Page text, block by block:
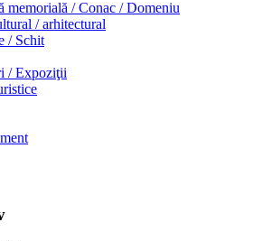
memorială / Conac / Domeniu
/ arhitectural
/ Schit
/ Expoziţii